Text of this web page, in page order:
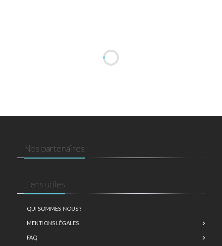
Nos partenaires
Liens utiles
QUI SOMMES-NOUS ?
MENTIONS LÉGALES
FAQ